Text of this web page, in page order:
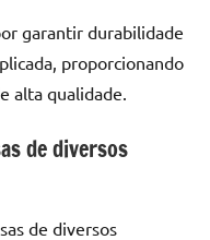
garantir durabilidade
proporcionando
alta qualidade.
de diversos
de diversos